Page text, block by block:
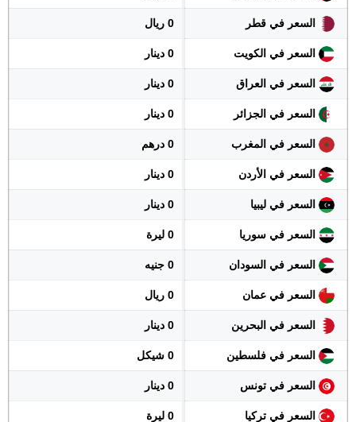
السعر في قطر 0 ريال
السعر في الكويت 0 دينار
السعر في العراق 0 دينار
السعر في الجزائر 0 دينار
السعر في المغرب 0 درهم
السعر في الأردن 0 دينار
السعر في ليبيا 0 دينار
السعر في سوريا 0 ليرة
السعر في السودان 0 جنيه
السعر في عمان 0 ريال
السعر في البحرين 0 دينار
السعر في فلسطين 0 شيكل
السعر في تونس 0 دينار
السعر في تركيا 0 ليرة